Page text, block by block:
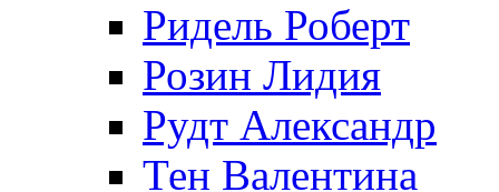
Ридель Роберт
Розин Лидия
Рудт Александр
Тен Валентина